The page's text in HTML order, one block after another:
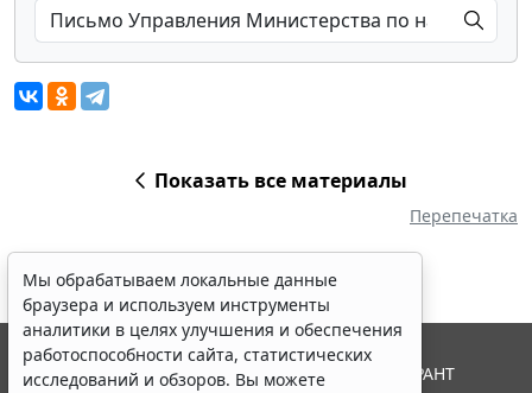
Показать все материалы
Перепечатка
Мы обрабатываем локальные данные
браузера и используем инструменты
аналитики в целях улучшения и обеспечения
работоспособности сайта, статистических
исследований и обзоров. Вы можете
© ООО "НПП "ГАРАНТ-СЕРВИС", 2026. Система ГАРАНТ